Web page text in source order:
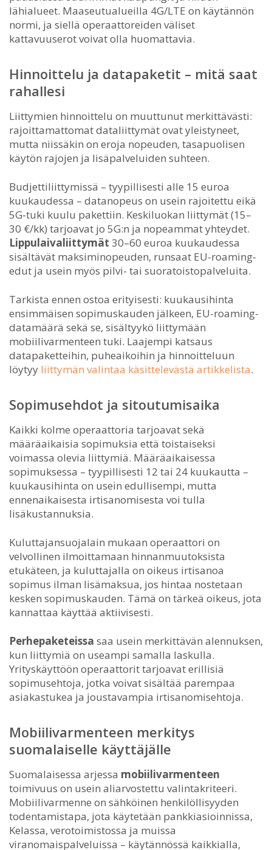
lähialueet. Maaseutualueilla 4G/LTE on käytännön
normi, ja siellä operaattoreiden väliset
kattavuuserot voivat olla huomattavia.
Hinnoittelu ja datapaketit – mitä saat
rahallesi
Liittymien hinnoittelu on muuttunut merkittävästi:
rajoittamattomat dataliittymät ovat yleistyneet,
mutta niissäkin on eroja nopeuden, tasapuolisen
käytön rajojen ja lisäpalveluiden suhteen.
Budjettiliittymissä – tyypillisesti alle 15 euroa
kuukaudessa – datanopeus on usein rajoitettu eikä
5G-tuki kuulu pakettiin. Keskiluokan liittymät (15–
30 €/kk) tarjoavat jo 5G:n ja nopeammat yhteydet.
Lippulaivaliittymät 30–60 euroa kuukaudessa
sisältävät maksiminopeuden, runsaat EU-roaming-
edut ja usein myös pilvi- tai suoratoistopalveluita.
Tarkista ennen ostoa erityisesti: kuukausihinta
ensimmäisen sopimuskauden jälkeen, EU-roaming-
datamäärä sekä se, sisältyykö liittymään
mobiilivarmenteen tuki. Laajempi katsaus
datapaketteihin, puheaikoihin ja hinnoitteluun
löytyy liittymän valintaa käsittelevästä artikkelista.
Sopimusehdot ja sitoutumisaika
Kaikki kolme operaattoria tarjoavat sekä
määräaikaisia sopimuksia että toistaiseksi
voimassa olevia liittymiä. Määräaikaisessa
sopimuksessa – tyypillisesti 12 tai 24 kuukautta –
kuukausihinta on usein edullisempi, mutta
ennenaikaisesta irtisanomisesta voi tulla
lisäkustannuksia.
Kuluttajansuojalain mukaan operaattori on
velvollinen ilmoittamaan hinnanmuutoksista
etukäteen, ja kuluttajalla on oikeus irtisanoa
sopimus ilman lisämaksua, jos hintaa nostetaan
kesken sopimuskauden. Tämä on tärkeä oikeus, jota
kannattaa käyttää aktiivisesti.
Perhepaketeissa saa usein merkittävän alennuksen,
kun liittymiä on useampi samalla laskulla.
Yrityskäyttöön operaattorit tarjoavat erillisiä
sopimusehtoja, jotka voivat sisältää parempaa
asiakastukea ja joustavampia irtisanomisehtoja.
Mobiilivarmenteen merkitys
suomalaiselle käyttäjälle
Suomalaisessa arjessa mobiilivarmenteen
toimivuus on usein aliarvostettu valintakriteeri.
Mobiilivarmenne on sähköinen henkilöllisyyden
todentamistapa, jota käytetään pankkiasioinnissa,
Kelassa, verotoimistossa ja muissa
viranomaispalveluissa – käytännössä kaikkialla,